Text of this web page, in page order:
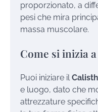
proporzionato, a
pesi che mira
massa muscolare.
Come si inizia
Puoi iniziare il
e luogo, dato che
attrezzature